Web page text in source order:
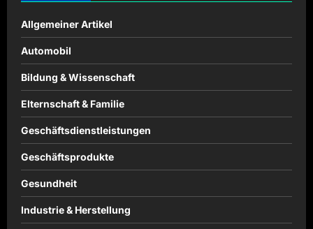
Allgemeiner Artikel
Automobil
Bildung & Wissenschaft
Elternschaft & Familie
Geschäftsdienstleistungen
Geschäftsprodukte
Gesundheit
Industrie & Herstellung